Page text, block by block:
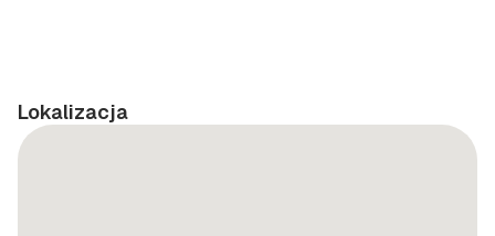
Lokalizacja